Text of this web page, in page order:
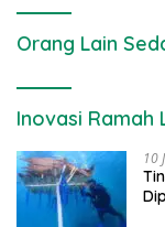
Orang Lain
Inovasi Ramah
10